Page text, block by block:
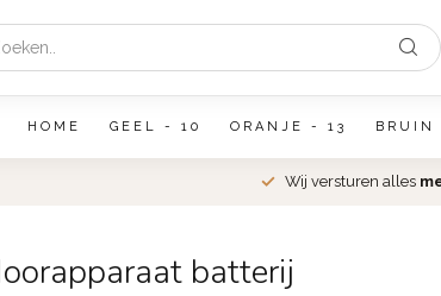
HOME GEEL - 10 ORANJE - 13 BRUIN
Wij versturen alles
batterij